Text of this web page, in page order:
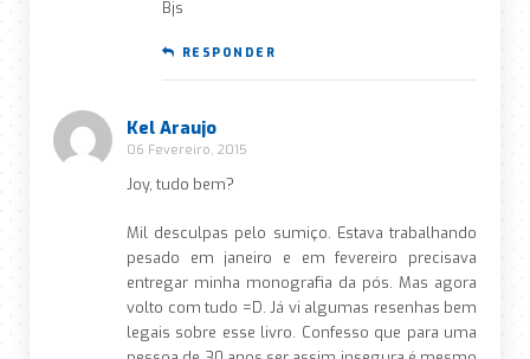
Bjs
RESPONDER
Kel Araujo
06 Fevereiro, 2015
Joy, tudo bem?
Mil desculpas pelo sumiço. Estava trabalhando
pesado em janeiro e em fevereiro precisava
entregar minha monografia da pós. Mas agora
volto com tudo =D. Já vi algumas resenhas bem
legais sobre esse livro. Confesso que para uma